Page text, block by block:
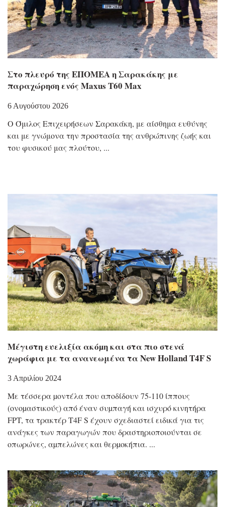
Στο πλευρό της ΕΠΟΜΕΑ η Σαρακάκης με
παραχώρηση ενός Maxus T60 Max
6 Αυγούστου 2026
Ο Όμιλος Επιχειρήσεων Σαρακάκη, με αίσθημα ευθύνης
και με γνώμονα την προστασία της ανθρώπινης ζωής και
του φυσικού μας πλούτου,
Μέγιστη ευελιξία ακόµη και στα πιο στενά
χωράφια με τα ανανεωμένα τα New Holland Τ4F S
3 Απριλίου 2024
Με τέσσερα µοντέλα που αποδίδουν 75-110 ίππους
(ονοµαστικούς) από έναν συµπαγή και ισχυρό κινητήρα
FPT, τα τρακτέρ T4F S έχουν σχεδιαστεί ειδικά για τις
ανάγκες των παραγωγών που δραστηριοποιούνται σε
οπωρώνες, αµπελώνες και θερµοκήπια.